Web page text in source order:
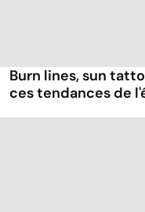
Burn lines, sun
ces tendances de